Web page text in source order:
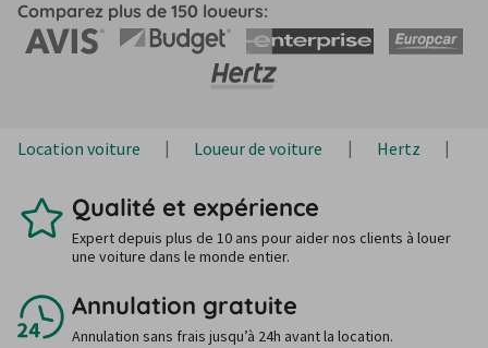
Comparez plus de 150 loueurs:
Location voiture Loueur de voiture Hertz
Qualité et expérience
Expert depuis plus de 10 ans pour aider nos clients à louer
une voiture dans le monde entier.
Annulation gratuite
Annulation sans frais jusqu’à 24h avant la location.